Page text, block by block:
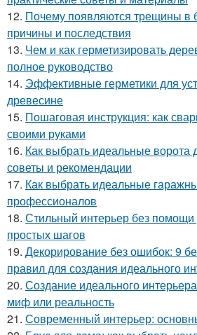
12. Почему появляются трещины в
причины и последствия
13. Чем и как герметизировать
полное руководство
14. Эффективные герметики для
древесине
15. Пошаговая инструкция: как
своими руками
16. Как выбрать идеальные ворота
советы и рекомендации
17. Как выбрать идеальные
профессионалов
18. Стильный интерьер без помощи
простых шагов
19. Декорирование без ошибок: 9
правил для создания идеального
20. Создание идеального
миф или реальность
21. Современный интерьер: